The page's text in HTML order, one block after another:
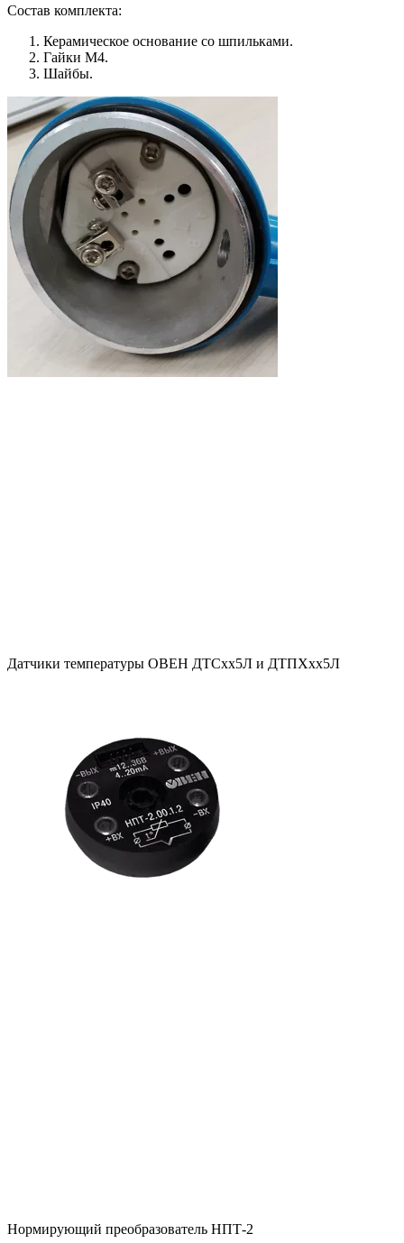
Состав комплекта:
Керамическое основание со шпильками.
Гайки М4.
Шайбы.
Датчики температуры ОВЕН ДТСхх5Л и ДТПХхх5Л
Нормирующий преобразователь НПТ-2